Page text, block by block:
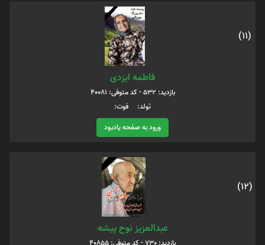
(11)
فاطمه ایزدی
بازدید: 532 - کد متوفی: 40081
تولد: فوت:
ورود به صفحه یادبود
(12)
عبدالعزیز نوح پیشه